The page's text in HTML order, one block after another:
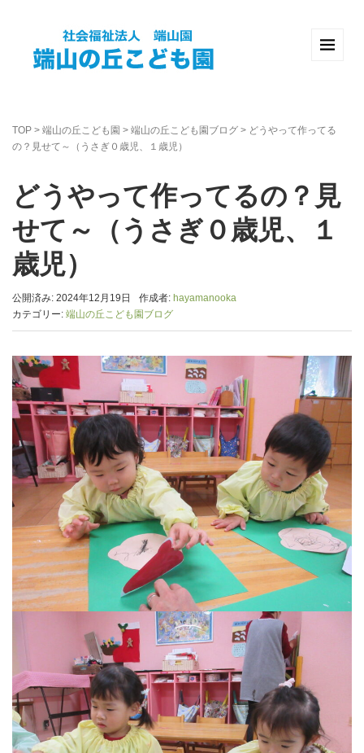
TOP > 端山の丘こども園 > 端山の丘こども園ブログ > どうやって作ってる
の？見せて～（うさぎ０歳児、１歳児）
どうやって作ってるの？見
せて～（うさぎ０歳児、１
歳児）
公開済み: 2024年12月19日 作成者: hayamanooka
カテゴリー: 端山の丘こども園ブログ